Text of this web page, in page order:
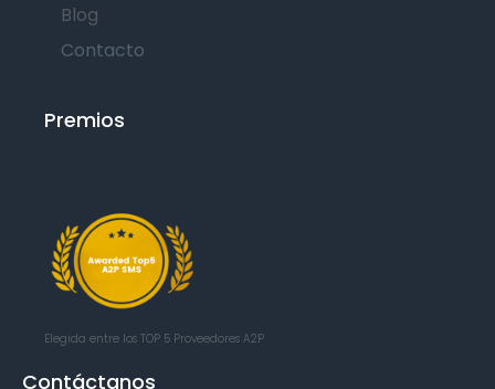
Blog
Contacto
Premios
Elegida entre los TOP 5 Proveedores A2P
Contáctanos